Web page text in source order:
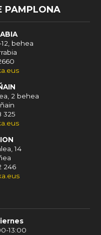
PAMPLONA
behea
2 behea
325
14
246
13:00